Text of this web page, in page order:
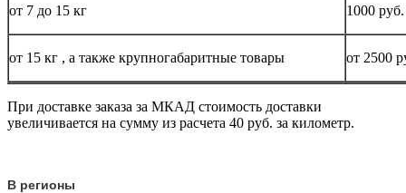
от 7 до 15 кг 1000 руб.
от 15 кг , а также крупногабаритные товары от 2500
При доставке заказа за МКАД стоимость доставки
увеличивается на сумму из расчета 40 руб. за километр.
В регионы